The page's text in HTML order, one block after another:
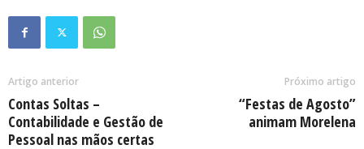
Artigo anterior
Contas Soltas –
Contabilidade e Gestão de
Pessoal nas mãos certas
Próximo artigo
“Festas de Agosto”
animam Morelena